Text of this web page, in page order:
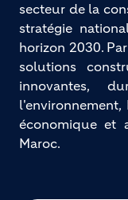
secteur de la
stratégie
horizon 2030.
solutions
innovantes,
économique et
Maroc.